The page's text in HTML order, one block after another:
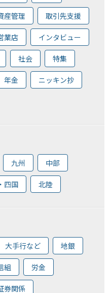
産管理 取引先支援
業店 インタビュー
社会 特集
年金 ニッキン抄
九州 中部
四国 北陸
大手行など 地銀
組 労金
券関係